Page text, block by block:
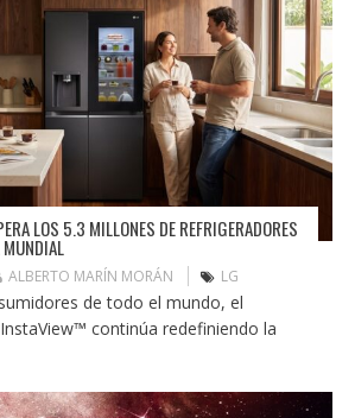
LOS 5.3 MILLONES DE REFRIGERADORES
ALBERTO MARÍN MORÁN LG
de todo el mundo, el
continúa redefiniendo la